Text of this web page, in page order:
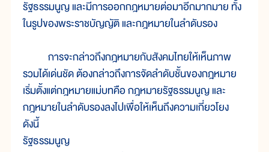
รัฐธรรมนูญ และมีการออกกฎหมายต่อมาอีกมากมาย ทั้ง
ในรูปของพระราชบัญญัติ และกฎหมายในลำดับรอง
การจะกล่าวถึงกฎหมายกับสังคมไทยให้เห็นภาพ
รวมได้เด่นชัด ต้องกล่าวถึงการจัดลำดับชั้นของกฎหมาย
เริ่มตั้งแต่กฎหมายแม่บทคือ กฎหมายรัฐธรรมนูญ และ
กฎหมายในลำดับรองลงไปเพื่อให้เห็นถึงความเกี่ยวโยง
ดังนี้
รัฐธรรมนูญ